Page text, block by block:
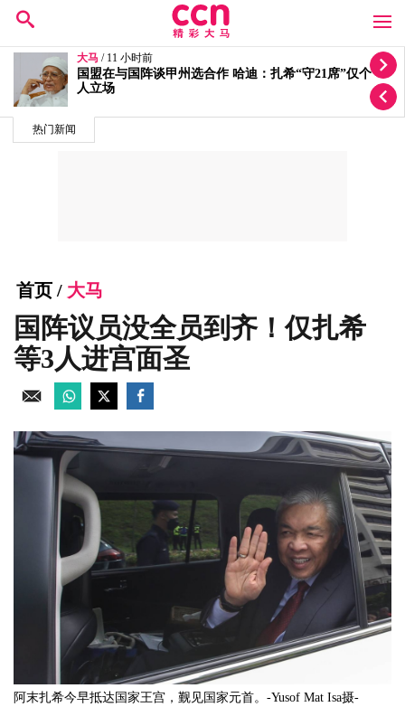
热门新闻
大马 / 12 小时前
迁就丘光耀体重量级要求！洪伟翔反问“你为何还不签
约？”
首页 / 大马
国阵议员没全员到齐！仅扎希
等3人进宫面圣
阿末扎希今早抵达国家王宫，觐见国家元首。-Yusof Mat Isa摄-